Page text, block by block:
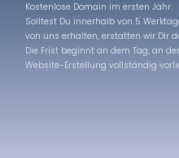
Kostenlose Domain im ersten Jahr.
Solltest Du innerhalb von 5
von uns erhalten, erstatten wir Dir
Die Frist beginnt an dem Tag, an
Website-Erstellung vollständig